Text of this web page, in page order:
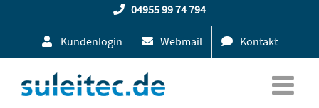
Inhalt
04955 99 74 794
Kundenlogin Webmail Kontakt